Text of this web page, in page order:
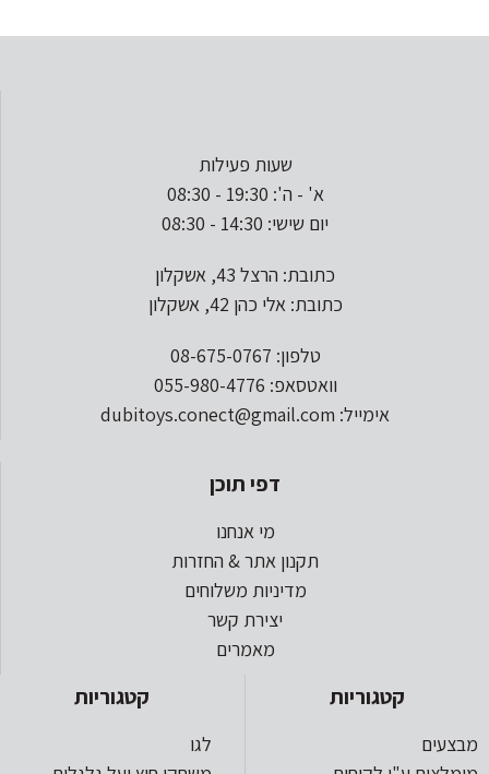
שעות פעילות
א' - ה': 19:30 - 08:30
יום שישי: 14:30 - 08:30
כתובת: הרצל 43, אשקלון
כתובת: אלי כהן 42, אשקלון
טלפון: 08-675-0767
וואטסאפ: 055-980-4776
אימייל: dubitoys.conect@gmail.com
דפי תוכן
מי אנחנו
תקנון אתר & החזרות
מדיניות משלוחים
יצירת קשר
מאמרים
קטגוריות
מבצעים
קטגוריות
לגו